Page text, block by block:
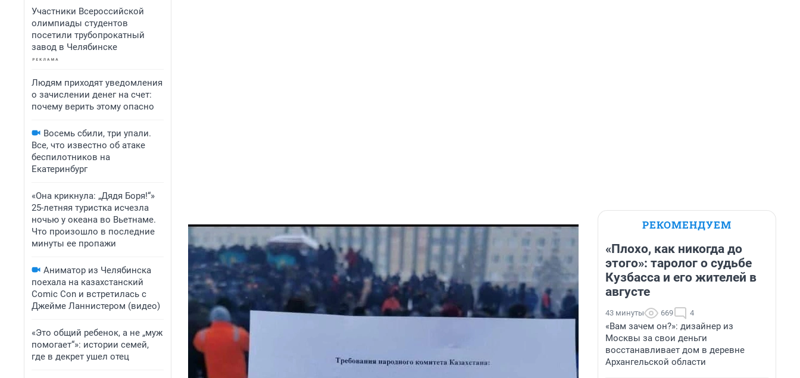
Участники Всероссийской
олимпиады студентов
посетили трубопрокатный
завод в Челябинске
Людям приходят уведомления
о зачислении денег на счет:
почему верить этому опасно
Восемь сбили, три упали.
Все, что известно об атаке
беспилотников на
Екатеринбург
«Она крикнула: „Дядя Боря!“»
25-летняя туристка исчезла
ночью у океана во Вьетнаме.
Что произошло в последние
минуты ее пропажи
Аниматор из Челябинска
поехала на казахстанский
Comic Con и встретилась с
Джейме Ланнистером (видео)
«Это общий ребенок, а не „муж
помогает“»: истории семей,
где в декрет ушел отец
РЕКОМЕНДУЕМ
«Плохо, как никогда до
этого»: таролог о судьбе
Кузбасса и его жителей в
августе
43 минуты 669 4
«Вам зачем он?»: дизайнер из
Москвы за свои деньги
восстанавливает дом в деревне
Архангельской области